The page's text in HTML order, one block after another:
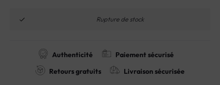
Rupture de stock
Authenticité
Paiement sécurisé
Retours gratuits
Livraison sécurisée